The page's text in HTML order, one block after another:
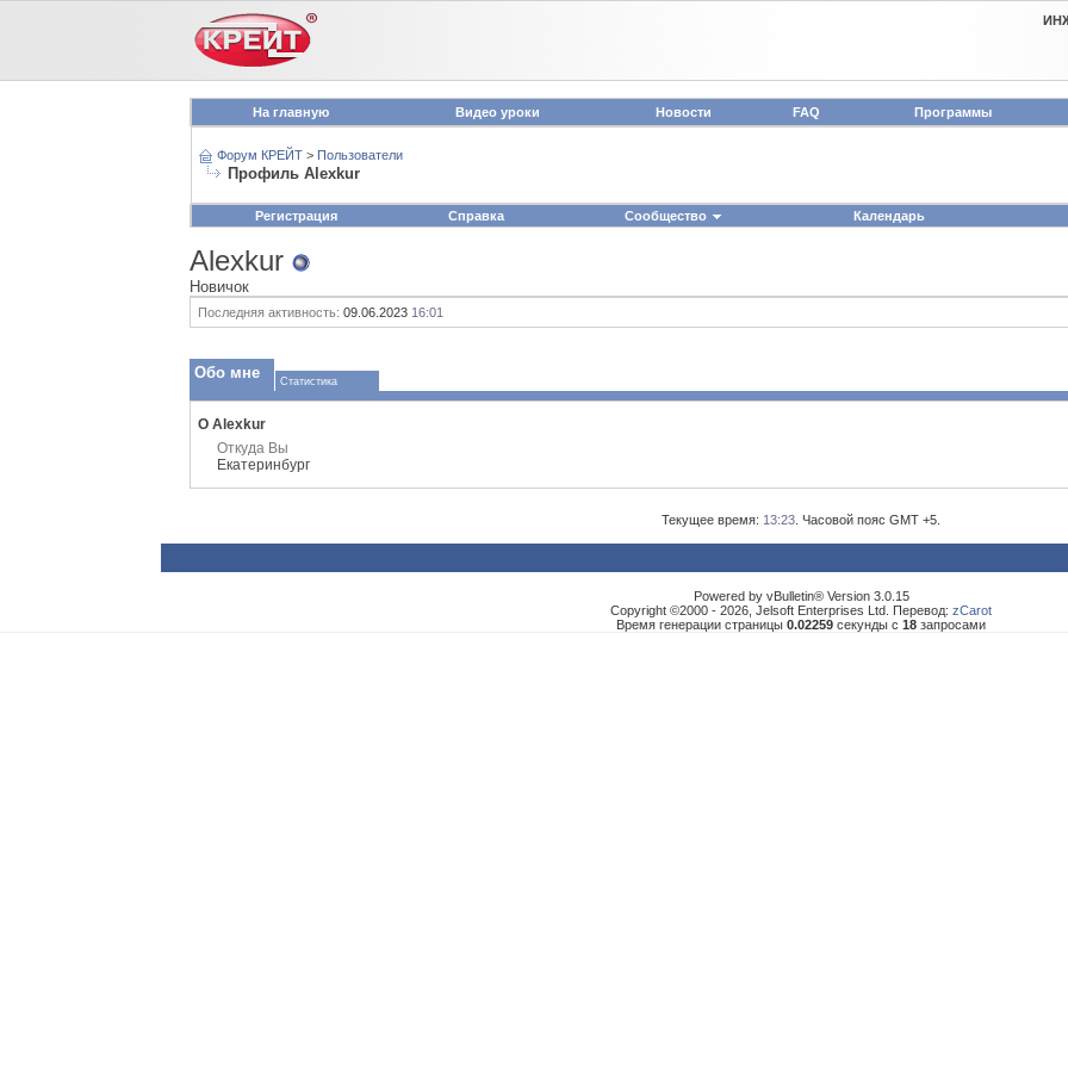
На главную Видео уроки Новости FAQ Программы
Форум КРЕЙТ > Пользователи
Профиль Alexkur
Регистрация Справка Сообщество Календарь
Alexkur
Новичок
Последняя активность: 09.06.2023 16:01
Обо мне Статистика
О Alexkur
Откуда Вы
Екатеринбург
Текущее время: 13:23 . Часовой пояс GMT +5.
Powered by vBulletin® Version 3.0.15
Copyright ©2000 - 2026, Jelsoft Enterprises Ltd. Перевод: zCarot
Время генерации страницы 0.02259 секунды с 18 запросами